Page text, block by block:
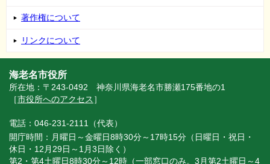
著作権について
リンクについて
海老名市役所
所在地：〒243-0492 神奈川県海老名市勝瀬175番地の1
［市役所へのアクセス ］
電話：046-231-2111（代表）
開庁時間：月曜日～金曜日8時30分～17時15分（日曜日・祝日・
休日・12月29日～1月3日除く）
第2・第4土曜日8時30分～12時（一部窓口のみ。3月第2土曜日～4